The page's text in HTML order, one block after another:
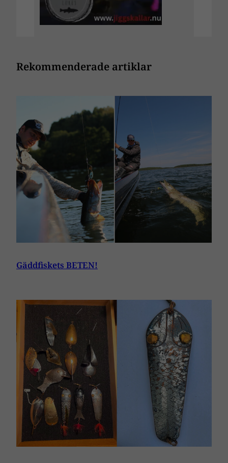
Rekommenderade artiklar
Gäddfiskets BETEN!